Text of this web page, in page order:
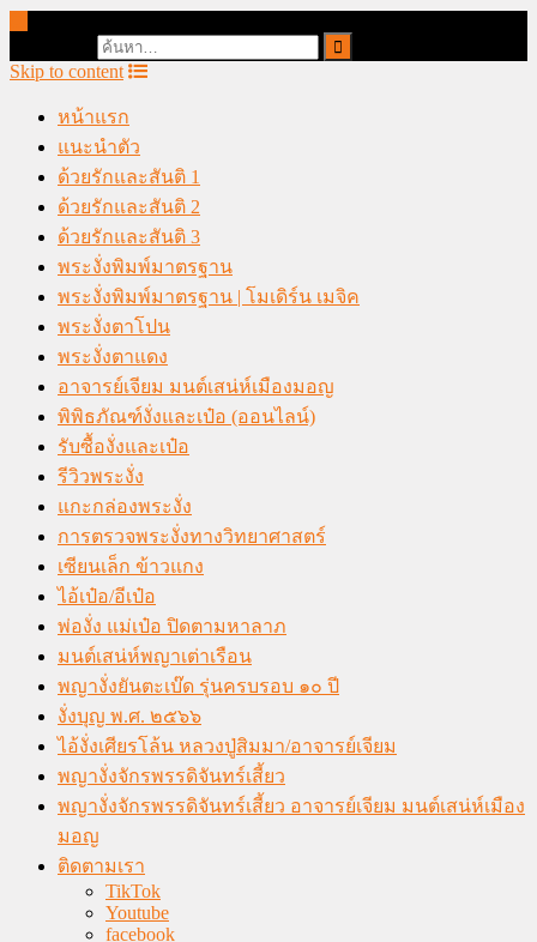
Skip to content
หน้าแรก
แนะนำตัว
ด้วยรักและสันติ 1
ด้วยรักและสันติ 2
ด้วยรักและสันติ 3
พระงั่งพิมพ์มาตรฐาน
พระงั่งพิมพ์มาตรฐาน | โมเดิร์น เมจิค
พระงั่งตาโปน
พระงั่งตาแดง
อาจารย์เจียม มนต์เสน่ห์เมืองมอญ
พิพิธภัณฑ์งั่งและเป๋อ (ออนไลน์)
รับซื้องั่งและเป๋อ
รีวิวพระงั่ง
แกะกล่องพระงั่ง
การตรวจพระงั่งทางวิทยาศาสตร์
เซียนเล็ก ข้าวแกง
ไอ้เป๋อ/อีเป๋อ
พ่องั่ง แม่เป๋อ ปิดตามหาลาภ
มนต์เสน่ห์พญาเต่าเรือน
พญางั่งยันตะเบ๊ด รุ่นครบรอบ ๑๐ ปี
งั่งบุญ พ.ศ. ๒๕๖๖
ไอ้งั่งเศียรโล้น หลวงปู่สิมมา/อาจารย์เจียม
พญางั่งจักรพรรดิจันทร์เสี้ยว
พญางั่งจักรพรรดิจันทร์เสี้ยว อาจารย์เจียม มนต์เสน่ห์เมือง
มอญ
ติดตามเรา
TikTok
Youtube
facebook